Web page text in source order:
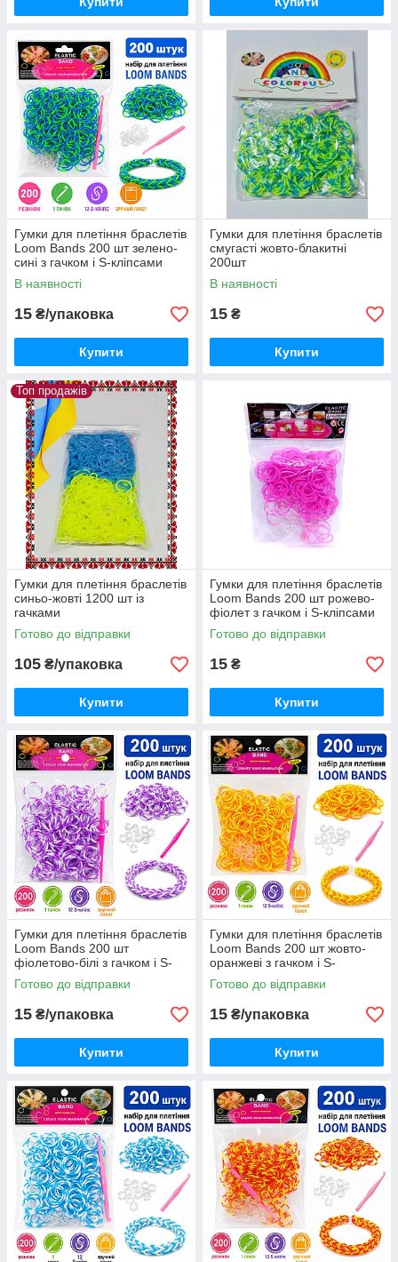
Гумки для плетіння браслетів
Loom Bands 200 шт зелено-
сині з гачком і S-кліпсами
В наявності
15 ₴/упаковка
Купити
Гумки для плетіння браслетів
смугасті жовто-блакитні
200шт
В наявності
15 ₴
Купити
Топ продажів
Гумки для плетіння браслетів
синьо-жовті 1200 шт із
гачками
Готово до відправки
105 ₴/упаковка
Купити
Гумки для плетіння браслетів
Loom Bands 200 шт рожево-
фіолет з гачком і S-кліпсами
Готово до відправки
15 ₴
Купити
Гумки для плетіння браслетів
Loom Bands 200 шт
фіолетово-білі з гачком і S-
кліпсами
Готово до відправки
15 ₴/упаковка
Купити
Гумки для плетіння браслетів
Loom Bands 200 шт жовто-
оранжеві з гачком і S-
кліпсами
Готово до відправки
15 ₴/упаковка
Купити